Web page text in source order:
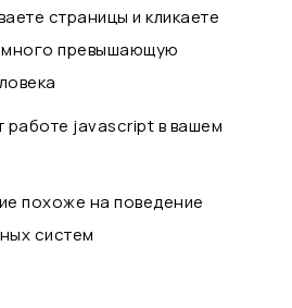
страницы и кликаете
превышающую
работе javascript в вашем
похоже на поведение
систем